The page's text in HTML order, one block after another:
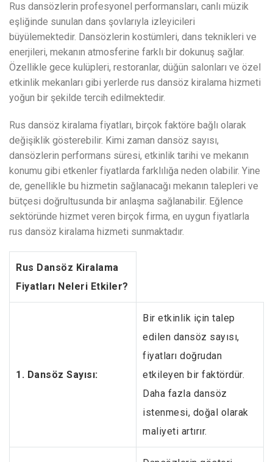
Rus dansözlerin profesyonel performansları, canlı müzik
eşliğinde sunulan dans şovlarıyla izleyicileri
büyülemektedir. Dansözlerin kostümleri, dans teknikleri ve
enerjileri, mekanın atmosferine farklı bir dokunuş sağlar.
Özellikle gece kulüpleri, restoranlar, düğün salonları ve özel
etkinlik mekanları gibi yerlerde rus dansöz kiralama hizmeti
yoğun bir şekilde tercih edilmektedir.
Rus dansöz kiralama fiyatları, birçok faktöre bağlı olarak
değişiklik gösterebilir. Kimi zaman dansöz sayısı,
dansözlerin performans süresi, etkinlik tarihi ve mekanın
konumu gibi etkenler fiyatlarda farklılığa neden olabilir. Yine
de, genellikle bu hizmetin sağlanacağı mekanın talepleri ve
bütçesi doğrultusunda bir anlaşma sağlanabilir. Eğlence
sektöründe hizmet veren birçok firma, en uygun fiyatlarla
rus dansöz kiralama hizmeti sunmaktadır.
Rus Dansöz Kiralama
Fiyatları Neleri Etkiler?
1. Dansöz Sayısı:
Bir etkinlik için talep
edilen dansöz sayısı,
fiyatları doğrudan
etkileyen bir faktördür.
Daha fazla dansöz
istenmesi, doğal olarak
maliyeti artırır.